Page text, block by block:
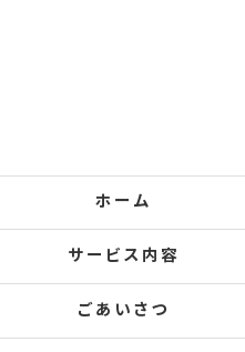
ホーム
サービス内容
ごあいさつ